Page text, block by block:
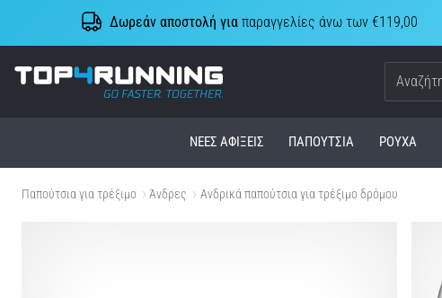
Δωρεάν αποστολή γιαπαραγγελίες άνω των €119,00
Top4Running.cy
ΝΈΕΣ ΑΦΊΞΕΙΣ ΠΑΠΟΎΤΣΙΑ ΡΟΎΧΑ
Παπούτσια για τρέξιμο Άνδρες Ανδρικά παπούτσια για τρέξιμο δρόμου